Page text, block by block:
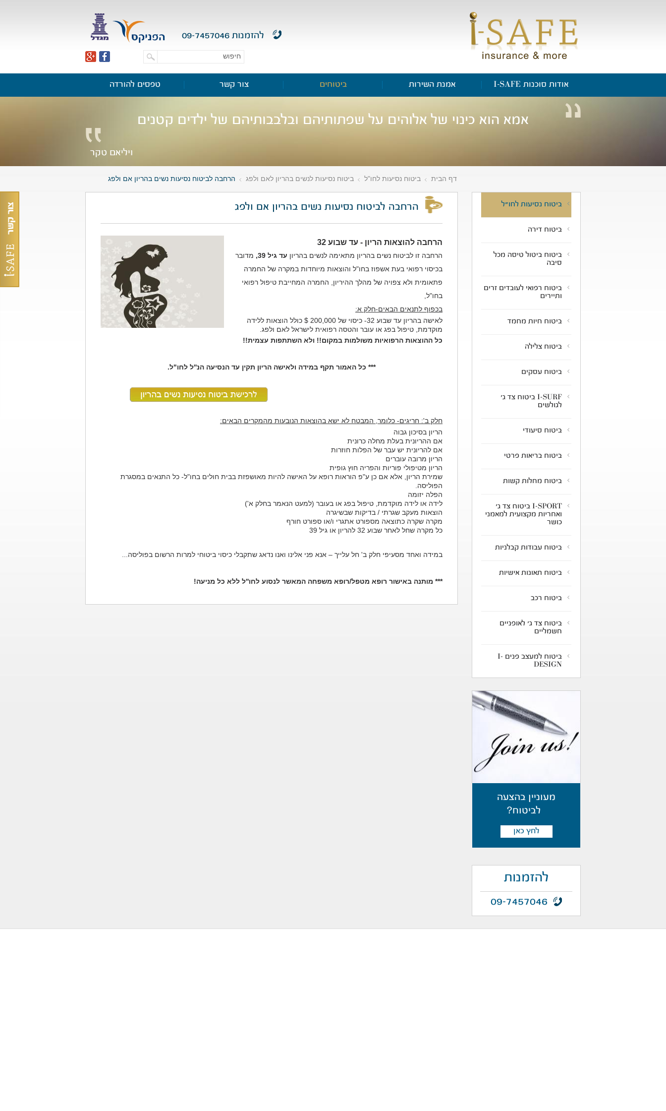
להזמנות 09-7457046
אודות סוכנות I-SAFE אמנת השירות ביטוחים צור קשר טפסים להורדה
אמא הוא כינוי של אלוהים על שפתותיהם ובלבבותיהם של ילדים קטנים
ויליאם טקר
דף הבית » ביטוח נסיעות לחו"ל » ביטוח נסיעות לנשים בהריון לאם ולפג » הרחבה לביטוח נסיעות נשים בהריון אם ולפג
ביטוח נסיעות לחו"ל
ביטוח דירה
ביטוח ביטול טיסה מכל
סיבה
ביטוח רפואי לעובדים זרים
ותיירים
ביטוח חיות מחמד
ביטוח צלילה
ביטוח עסקים
I-SURF ביטוח צד ג'
לגולשים
ביטוח סיעודי
ביטוח בריאות פרטי
ביטוח מחלות קשות
I-SPORT ביטוח צד ג'
ואחריות מקצועית למאמני
כושר
ביטוח עבודות קבלניות
ביטוח תאונות אישיות
ביטוח רכב
ביטוח צד ג' לאופניים
חשמליים
ביטוח למעצב פנים I-
DESIGN
מעוניין בהצעה
לביטוח?
לחץ כאן
להזמנות
09-7457046
הרחבה לביטוח נסיעות נשים בהריון אם ולפג
הרחבה להוצאות הריון - עד שבוע 32
הרחבה זו לביטוח נשים בהריון מתאימה לנשים בהריון עד גיל 39,
מדובר
בכיסוי רפואי בעת אשפוז בחו"ל והוצאות מיוחדות במקרה של החמרה
פתאומית ולא צפויה של מהלך ההיריון, החמרה המחייבת טיפול רפואי
בחו"ל,
בכפוף לתנאים הבאים-חלק א:
לאישה בהריון עד שבוע 32- כיסוי של 200,000 $ כולל הוצאות ללידה
מוקדמת, טיפול בפג או עובר והטסה רפואית לישראל לאם ולפג.
כל ההוצאות הרפואיות משולמות במקום!! ולא השתתפות עצמית!!
*** כל האמור תקף במידה ולאישה הריון תקין עד הנסיעה הנ''ל לחו"ל.
חלק ב': חריגים- כלומר, המבטח לא ישא בהוצאות הנובעות מהמקרים הבאים:
הריון בסיכון גבוה
אם ההריונית בעלת מחלה כרונית
אם להריונית יש עבר של הפלות חוזרות
הריון מרובה עוברים
הריון מטיפולי פוריות והפריה חוץ גופית
שמירת הריון, אלא אם כן ע"פ הוראות רופא על האישה להיות מאושפזת בבית חולים בחו"ל- כל התנאים במסגרת
הפוליסה.
הפלה יזומה
לידה או לידה מוקדמת, טיפול בפג או בעובר (למעט הנאמר בחלק א')
הוצאות מעקב שגרתי / בדיקות שבשיגרה
מקרה שקרה כתוצאה מספורט אתגרי ו/או ספורט חורף
כל מקרה שחל לאחר שבוע 32 להריון או גיל 39
במידה ואחד מסעיפי חלק ב' חל עלייך – אנא פני אלינו ואנו נדאג שתקבלי כיסוי ביטוחי למרות הרשום בפוליסה...
*** מותנה באישור רופא מטפל/רופא משפחה המאשר לנסוע לחו''ל ללא כל מניעה!